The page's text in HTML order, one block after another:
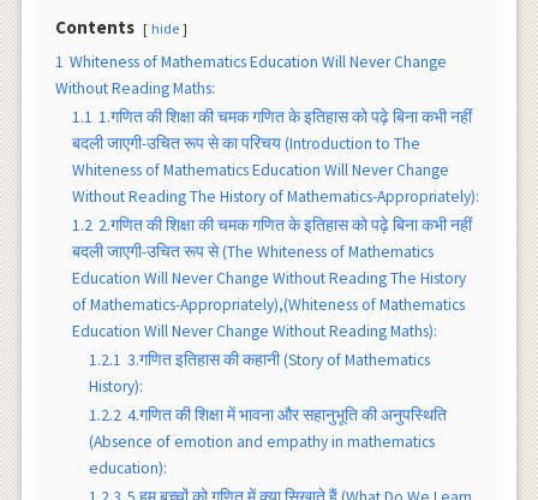
Contents hide
1 Whiteness of Mathematics Education Will Never Change
Without Reading Maths:
1.1 1.गणित की शिक्षा की चमक गणित के इतिहास को पढ़े बिना कभी नहीं
बदली जाएगी-उचित रूप से का परिचय (Introduction to The
Whiteness of Mathematics Education Will Never Change
Without Reading The History of Mathematics-Appropriately):
1.2 2.गणित की शिक्षा की चमक गणित के इतिहास को पढ़े बिना कभी नहीं
बदली जाएगी-उचित रूप से (The Whiteness of Mathematics
Education Will Never Change Without Reading The History
of Mathematics-Appropriately),(Whiteness of Mathematics
Education Will Never Change Without Reading Maths):
1.2.1 3.गणित इतिहास की कहानी (Story of Mathematics
History):
1.2.2 4.गणित की शिक्षा में भावना और सहानुभूति की अनुपस्थिति
(Absence of emotion and empathy in mathematics
education):